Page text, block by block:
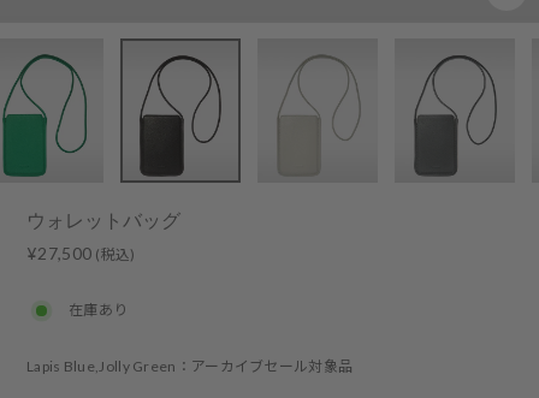
ウォレットバッグ
Regular
Sale
¥27,500 (税込)
在庫あり
Lapis Blue,Jolly Green：アーカイブセール対象品